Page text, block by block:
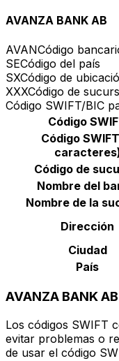
AVANZA BANK AB
AVANCódigo
SECódigo del país
SXCódigo de
XXXCódigo de
Código SWIFT/BIC
Código
Código
Código de
Nombre del
Nombre de la
Dirección
Ciudad
País
AVANZA BANK
Los códigos SWIFT
evitar problemas o
de usar el código